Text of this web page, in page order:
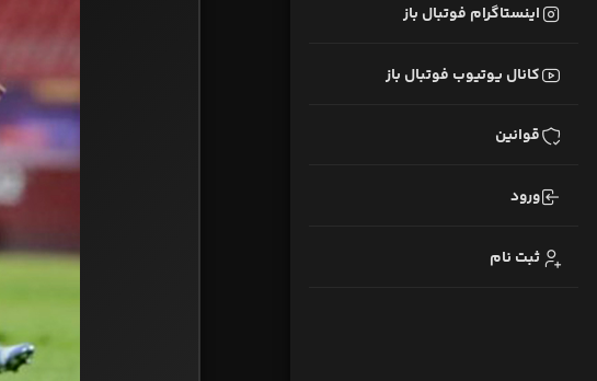
اینستاگرام فوتبال باز
کانال یوتیوب فوتبال باز
قوانین
ورود
ثبت نام